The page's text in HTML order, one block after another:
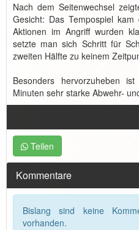
Nach dem Seitenwechsel
Gesicht: Das Tempospiel
Aktionen im Angriff wurden
setzte man sich Schritt für
zweiten Hälfte zu keinem
Besonders hervorzuheben
Minuten sehr starke Abwehr-
Teilen
Kommentare
Bislang sind keine
vorhanden.